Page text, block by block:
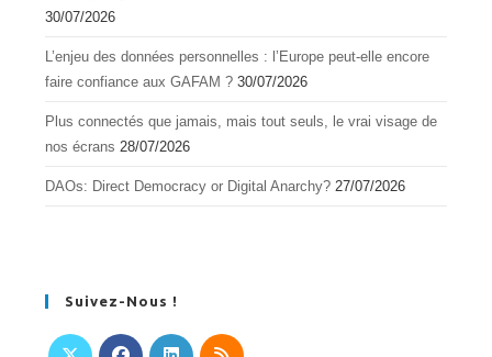
30/07/2026
L’enjeu des données personnelles : l’Europe peut-elle encore
faire confiance aux GAFAM ? 30/07/2026
Plus connectés que jamais, mais tout seuls, le vrai visage de
nos écrans 28/07/2026
DAOs: Direct Democracy or Digital Anarchy? 27/07/2026
Suivez-Nous !